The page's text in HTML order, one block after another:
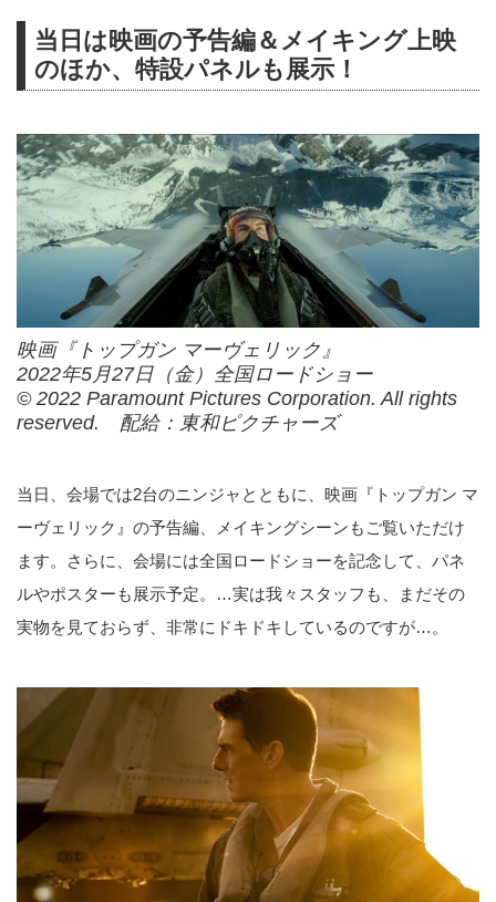
当日は映画の予告編＆メイキング上映
のほか、特設パネルも展示！
映画『トップガン マーヴェリック』
2022年5月27日（金）全国ロードショー
© 2022 Paramount Pictures Corporation. All rights
reserved. 配給：東和ピクチャーズ
当日、会場では2台のニンジャとともに、映画『トップガン マ
ーヴェリック』の予告編、メイキングシーンもご覧いただけ
ます。さらに、会場には全国ロードショーを記念して、パネ
ルやポスターも展示予定。…実は我々スタッフも、まだその
実物を見ておらず、非常にドキドキしているのですが…。